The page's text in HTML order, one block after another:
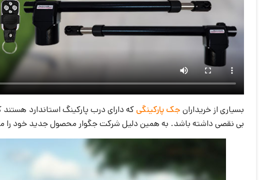
بسیاری از خریداران جک پارکینگی
بی نقصی داشته باشد. به همین دلیل شرکت جگوار محصول جدید خود را